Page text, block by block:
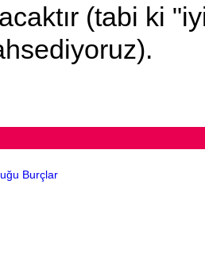
(tabi ki
Burçlar